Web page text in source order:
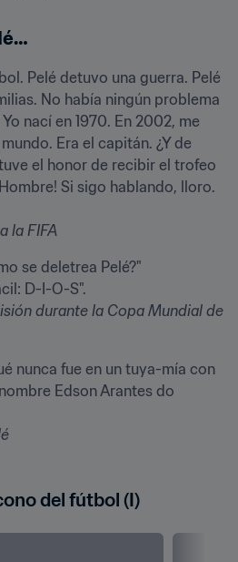
Pelé detuvo una guerra. Pelé
No había ningún problema
nací en 1970. En 2002, me
Era el capitán. ¿Y de
el honor de recibir el trofeo
Si sigo hablando, lloro.
la FIFA
durante la Copa Mundial de
nunca fue en un tuya-mía con
Edson Arantes do
del fútbol (I)